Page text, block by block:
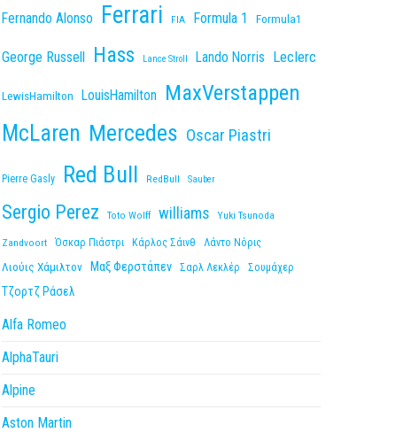
Fernando Alonso Ferrari FIA Formula 1 Formula1
George Russell Hass Lance Stroll Lando Norris Leclerc
LewisHamilton LouisHamilton MaxVerstappen
McLaren Mercedes Oscar Piastri
Pierre Gasly Red Bull RedBull Sauber
Sergio Perez Toto Wolff williams Yuki Tsunoda
Zandvoort Όσκαρ Πιάστρι Κάρλος Σάινθ Λάντο Νόρις
Λιούις Χάμιλτον Μαξ Φερστάπεν Σαρλ Λεκλέρ Σουμάχερ
Τζορτζ Ράσελ
Alfa Romeo
AlphaTauri
Alpine
Aston Martin